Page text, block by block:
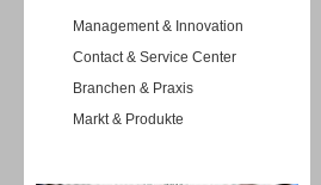
Management & Innovation
Contact & Service Center
Branchen & Praxis
Markt & Produkte